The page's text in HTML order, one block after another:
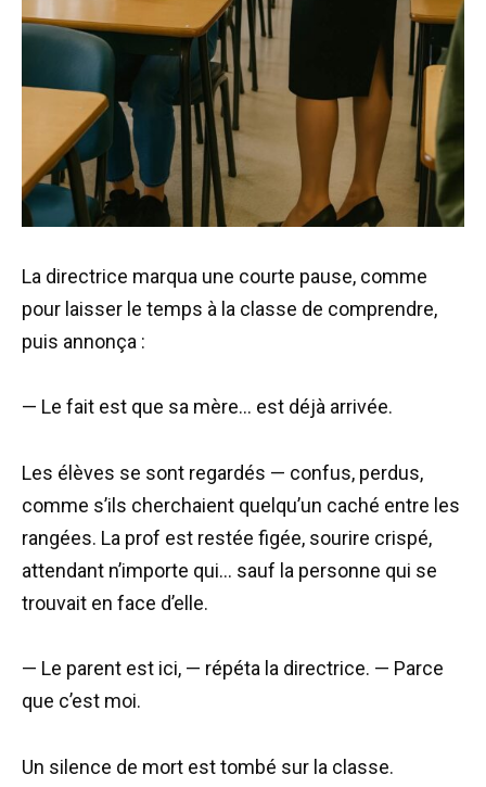
La directrice marqua une courte pause, comme
pour laisser le temps à la classe de comprendre,
puis annonça :
— Le fait est que sa mère… est déjà arrivée.
Les élèves se sont regardés — confus, perdus,
comme s’ils cherchaient quelqu’un caché entre les
rangées. La prof est restée figée, sourire crispé,
attendant n’importe qui… sauf la personne qui se
trouvait en face d’elle.
— Le parent est ici, — répéta la directrice. — Parce
que c’est moi.
Un silence de mort est tombé sur la classe.